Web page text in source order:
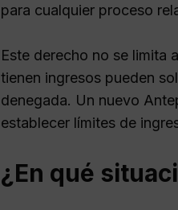
para cualquier proceso
Este derecho no se limita
tienen ingresos pueden
denegada. Un nuevo
establecer límites de
¿En qué